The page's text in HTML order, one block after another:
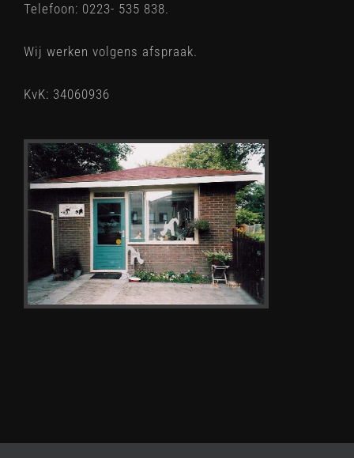
Telefoon: 0223- 535 838.
Wij werken volgens afspraak.
KvK: 34060936